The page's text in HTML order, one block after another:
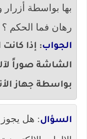
بها بواسطة
رهان فما الحكم ؟
الجواب: إذا
الشاشة صوراً
بواسطة جهاز
السؤال: هل